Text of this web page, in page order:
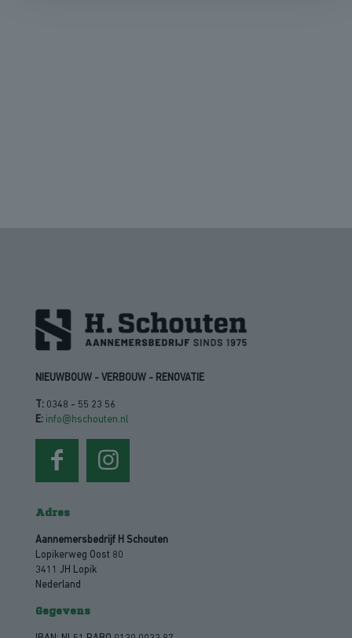
NIEUWBOUW - VERBOUW - RENOVATIE
T: 0348 - 55 23 56
E: info@hschouten.nl
Adres
Aannemersbedrijf H Schouten
Lopikerweg Oost 80
3411 JH Lopik
Nederland
Gegevens